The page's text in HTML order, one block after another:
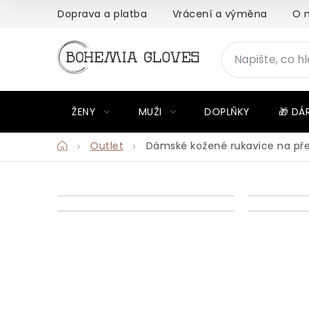
Doprava a platba Vrácení a výměna O
ŽENY MUŽI DOPLŇKY 🎁
DomůOutlet Dámské kožené rukavice na